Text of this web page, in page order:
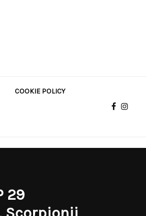
COOKIE POLICY
29